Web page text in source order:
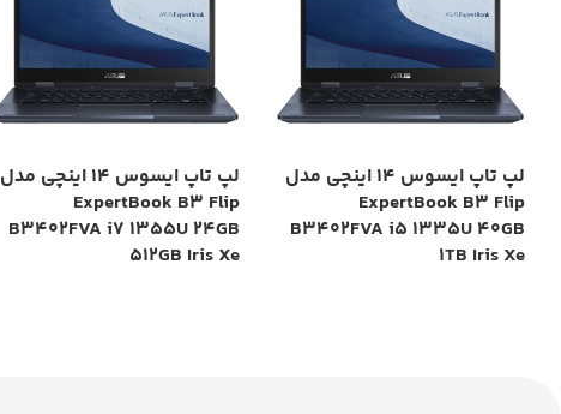
لپ تاپ ایسوس 14 اینچی مدل
ExpertBook B3 Flip
B3402FVA i5 1335U 40GB
1TB Iris Xe
لپ تاپ ایسوس 14 اینچی مدل
ExpertBook B3 Flip
B3402FVA i7 1355U 24GB
512GB Iris Xe